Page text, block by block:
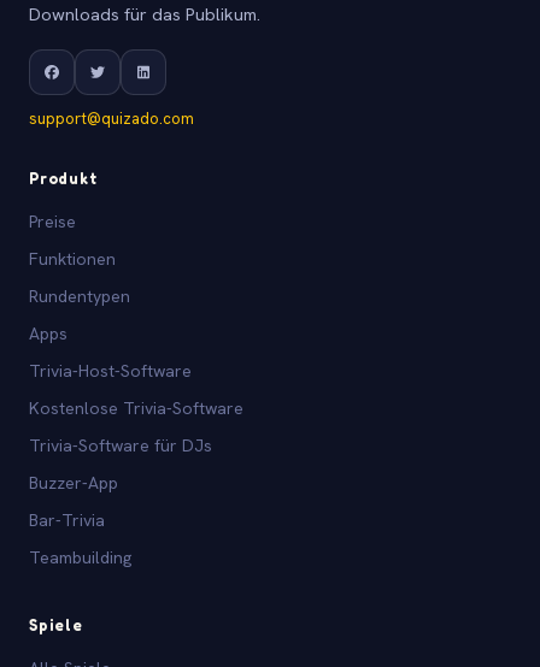
Downloads für das Publikum.
support@quizado.com
Produkt
Preise
Funktionen
Rundentypen
Apps
Trivia-Host-Software
Kostenlose Trivia-Software
Trivia-Software für DJs
Buzzer-App
Bar-Trivia
Teambuilding
Spiele